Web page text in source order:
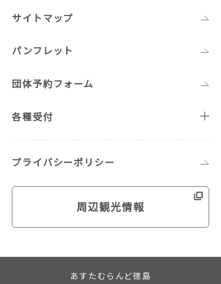
サイトマップ
パンフレット
団体予約フォーム
各種受付
プライバシーポリシー
周辺観光情報
あすたむらんど徳島